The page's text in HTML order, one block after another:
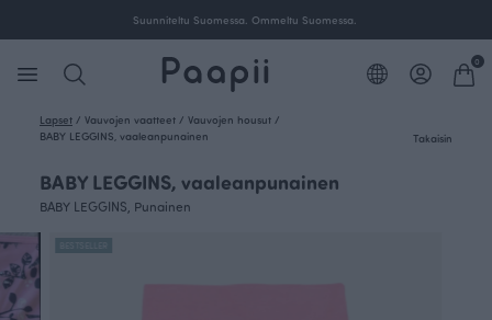
Suunniteltu Suomessa. Ommeltu Suomessa.
0
Lapset / Vauvojen vaatteet / Vauvojen housut /
BABY LEGGINS, vaaleanpunainen
Takaisin
BABY LEGGINS, vaaleanpunainen
BABY LEGGINS, Punainen